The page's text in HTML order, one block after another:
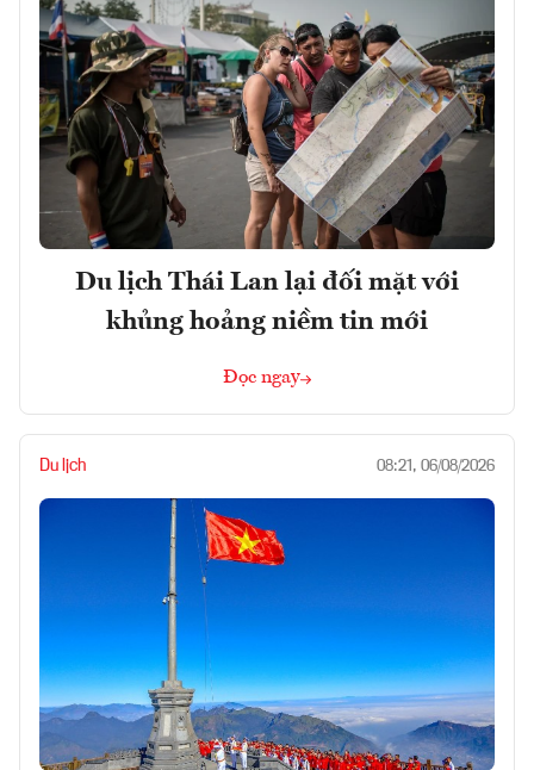
Du lịch Thái Lan lại đối mặt với
khủng hoảng niềm tin mới
Đọc ngay
Du lịch 08:21, 06/08/2026